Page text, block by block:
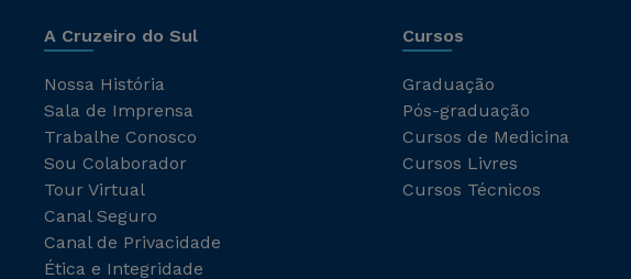
A Cruzeiro do Sul
Nossa História
Sala de Imprensa
Trabalhe Conosco
Sou Colaborador
Tour Virtual
Canal Seguro
Canal de Privacidade
Ética e Integridade
Cursos
Graduação
Pós-graduação
Cursos de Medicina
Cursos Livres
Cursos Técnicos